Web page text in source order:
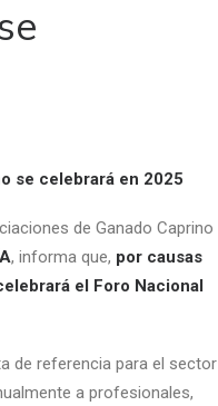
se celebrará en 2025
de Ganado Caprino
, informa que, por causas
el Foro Nacional
de referencia para el sector
a profesionales,